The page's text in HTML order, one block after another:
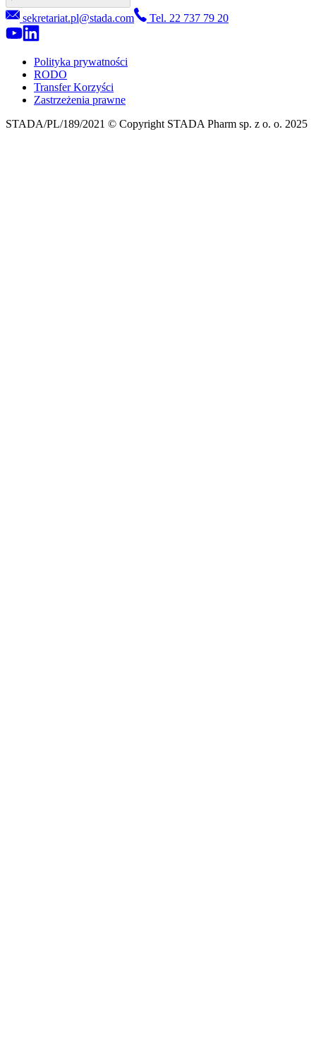
sekretariat.pl@stada.com Tel. 22 737 79 20
Polityka prywatności
RODO
Transfer Korzyści
Zastrzeżenia prawne
STADA/PL/189/2021 © Copyright STADA Pharm sp. z o. o. 2025